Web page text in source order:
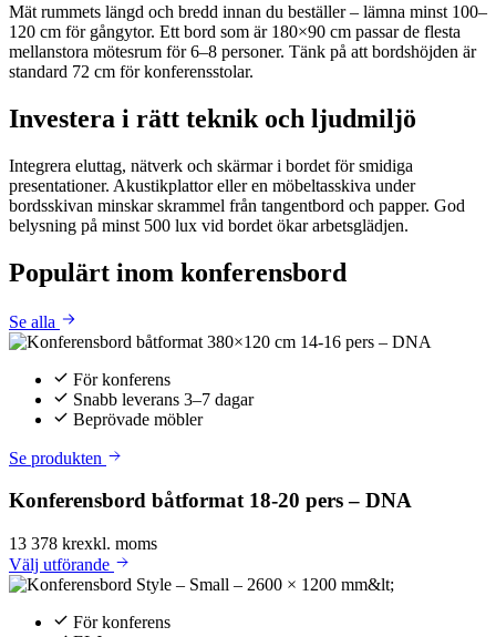
Mät rummets längd och bredd innan du beställer – lämna minst 100–
120 cm för gångytor. Ett bord som är 180×90 cm passar de flesta
mellanstora mötesrum för 6–8 personer. Tänk på att bordshöjden är
standard 72 cm för konferensstolar.
Investera i rätt teknik och ljudmiljö
Integrera eluttag, nätverk och skärmar i bordet för smidiga
presentationer. Akustikplattor eller en möbeltasskiva under
bordsskivan minskar skrammel från tangentbord och papper. God
belysning på minst 500 lux vid bordet ökar arbetsglädjen.
Populärt inom konferensbord
Se alla
För konferens
Snabb leverans 3–7 dagar
Beprövade möbler
Se produkten
Konferensbord båtformat 18-20 pers – DNA
13 378 krexkl. moms
Välj utförande
För konferens